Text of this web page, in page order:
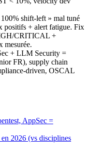
shift-left » mal tuné
positifs + alert fatigue. Fix
CRITICAL +
+ LLM Security =
FR), supply chain
driven, OSCAL
AppSec =
2026 (vs disciplines